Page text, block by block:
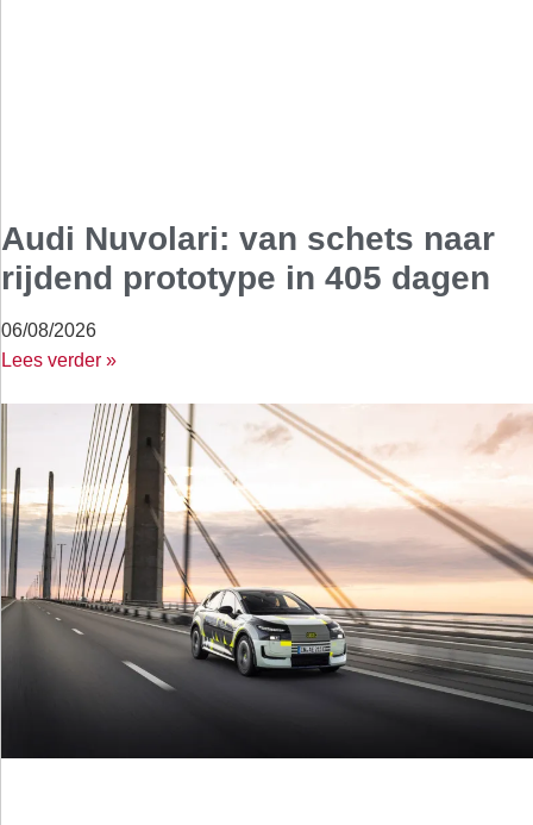
Audi Nuvolari: van schets naar
rijdend prototype in 405 dagen
06/08/2026
Lees verder »